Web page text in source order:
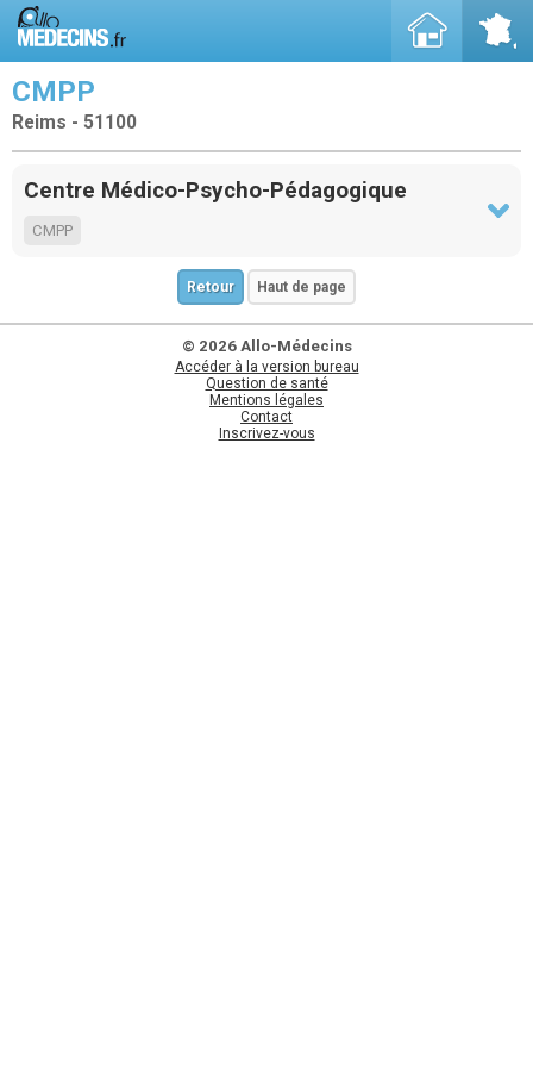
CMPP
Reims - 51100
Centre Médico-Psycho-Pédagogique
CMPP
Retour Haut de page
© 2026 Allo-Médecins
Accéder à la version bureau
Question de santé
Mentions légales
Contact
Inscrivez-vous